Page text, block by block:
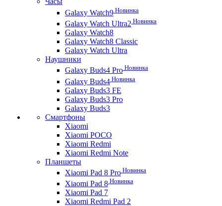
Galaxy Watch9 Новинка
Galaxy Watch Ultra2 Новинка
Galaxy Watch8
Galaxy Watch8 Classic
Galaxy Watch Ultra
Наушники
Galaxy Buds4 Pro Новинка
Galaxy Buds4 Новинка
Galaxy Buds3 FE
Galaxy Buds3 Pro
Galaxy Buds3
Смартфоны
Xiaomi
Xiaomi POCO
Xiaomi Redmi
Xiaomi Redmi Note
Планшеты
Xiaomi Pad 8 Pro Новинка
Xiaomi Pad 8 Новинка
Xiaomi Pad 7
Xiaomi Redmi Pad 2